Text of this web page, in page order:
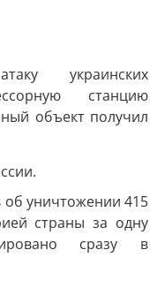
украинских
станцию
объект получил
уничтожении 415
страны за одну
сразу в